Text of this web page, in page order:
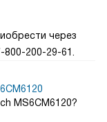
через
200-29-61.
MS6CM6120?